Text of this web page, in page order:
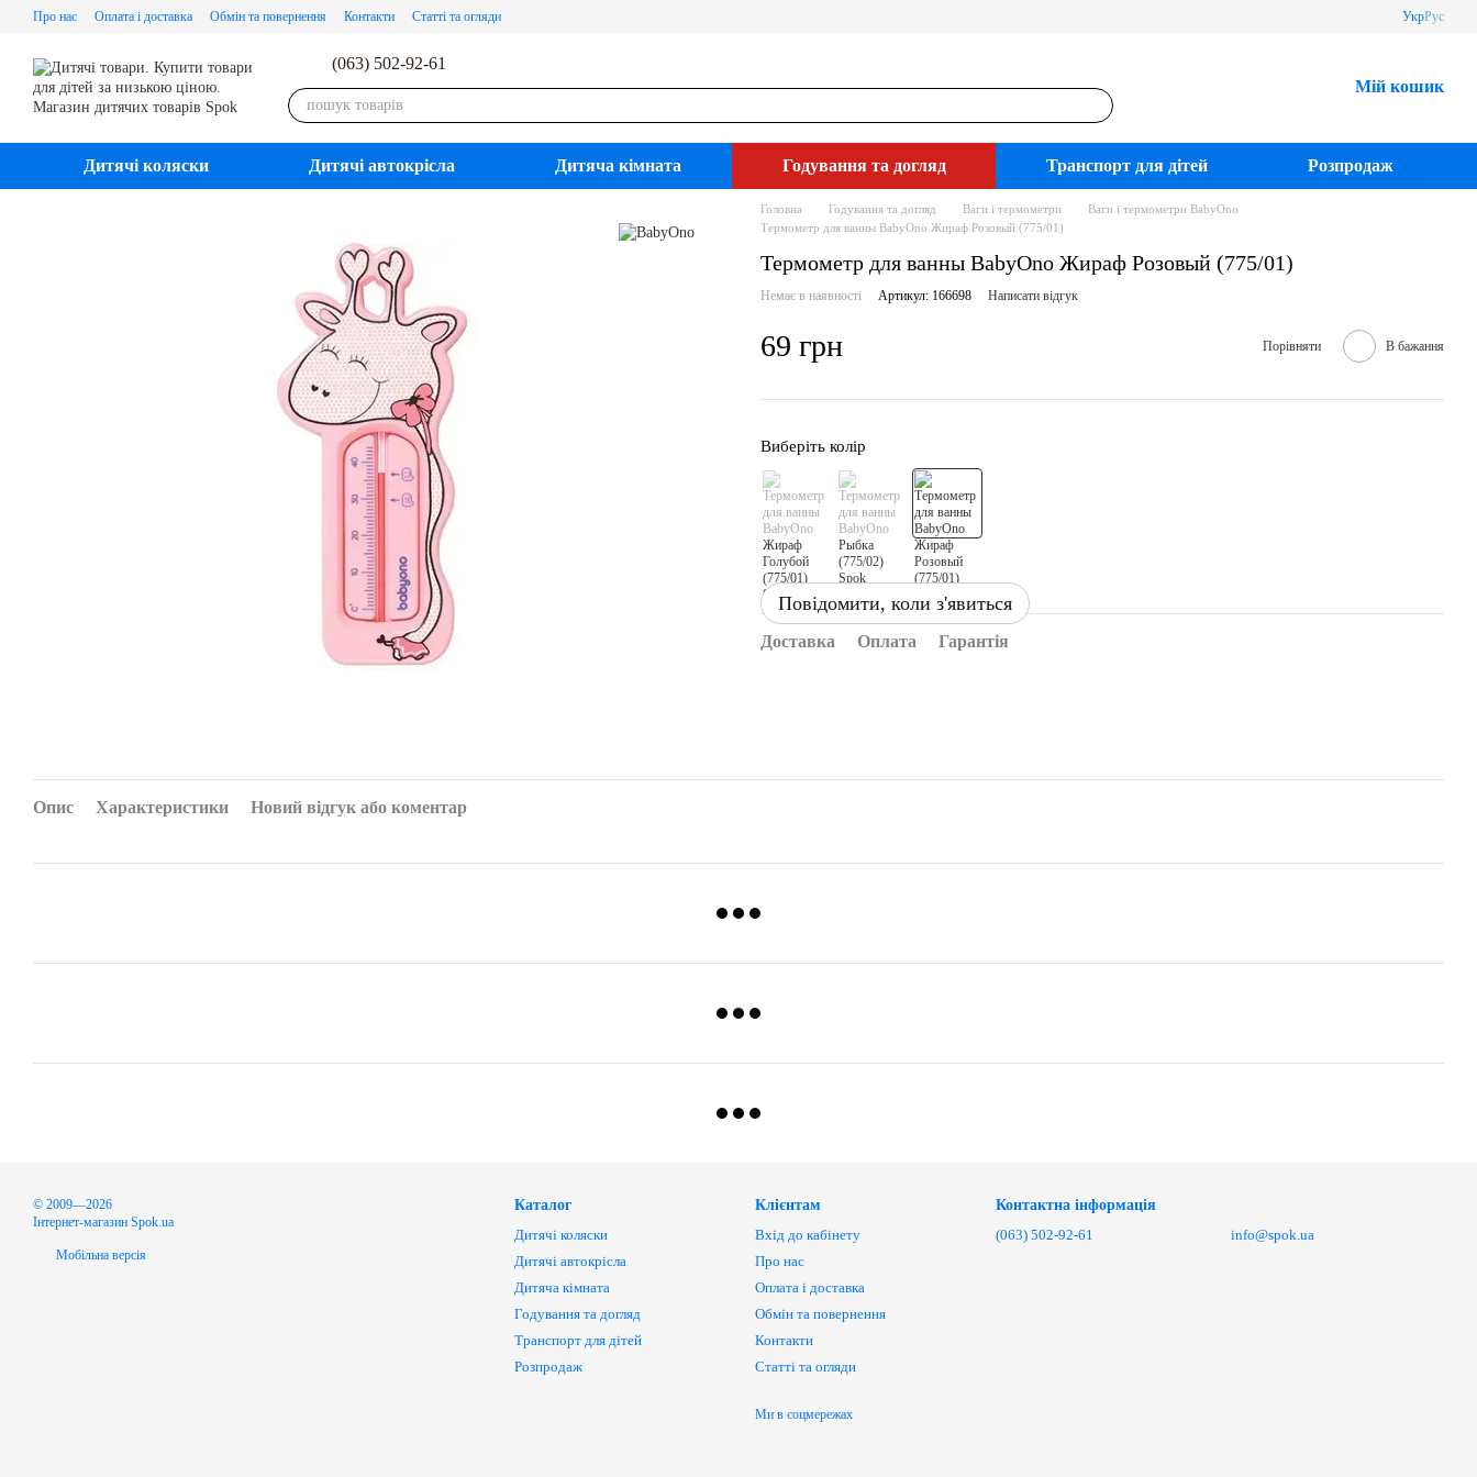
Перейти до основного контенту
Про нас Оплата і доставка Обмін та повернення Контакти Статті та огляди УкрРус
(063) 502-92-61
Мій кошик
Дитячі коляски Дитячі автокрісла Дитяча кімната Годування та догляд Транспорт для дітей Розпродаж
Головна Годування та догляд Ваги і термометри
Ваги і термометри BabyOno
Термометр для ванны BabyOno Жираф Розовый (775/01)
Термометр для ванны BabyOno Жираф Розовый (775/01)
Немає в наявності Артикул: 166698 Написати відгук
69 грн Порівняти В бажання
Виберіть колір
Повідомити, коли з'явиться
Доставка Оплата Гарантія
Опис Характеристики Новий відгук або коментар
© 2009—2026
Інтернет-магазин Spok.ua
Мобільна версія
Каталог
Дитячі коляски
Дитячі автокрісла
Дитяча кімната
Годування та догляд
Транспорт для дітей
Розпродаж
Клієнтам
Вхід до кабінету
Про нас
Оплата і доставка
Обмін та повернення
Контакти
Статті та огляди
Ми в соцмережах
Контактна інформація
(063) 502-92-61
info@spok.ua